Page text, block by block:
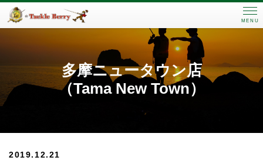
MENU
多摩ニュータウン店
（Tama New Town）
2019.12.21